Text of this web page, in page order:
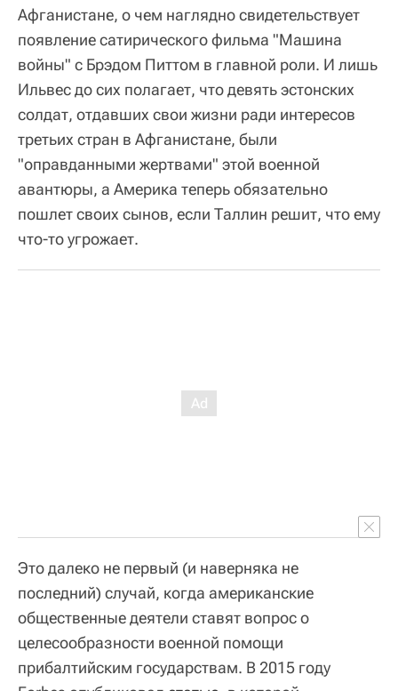
Афганистане, о чем наглядно свидетельствует
появление сатирического фильма "Машина
войны" с Брэдом Питтом в главной роли. И лишь
Ильвес до сих полагает, что девять эстонских
солдат, отдавших свои жизни ради интересов
третьих стран в Афганистане, были
"оправданными жертвами" этой военной
авантюры, а Америка теперь обязательно
пошлет своих сынов, если Таллин решит, что ему
что-то угрожает.
Это далеко не первый (и наверняка не
последний) случай, когда американские
общественные деятели ставят вопрос о
целесообразности военной помощи
прибалтийским государствам. В 2015 году